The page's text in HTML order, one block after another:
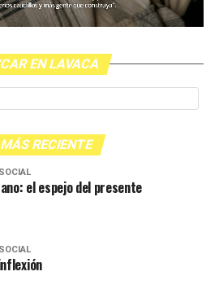
EN LAVACA
RECIENTE
el espejo del presente